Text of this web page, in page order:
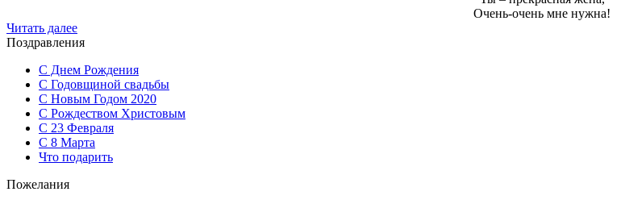
Очень-очень мне нужна!
Читать далее
Поздравления
С Днем Рождения
С Годовщиной свадьбы
С Новым Годом 2020
С Рождеством Христовым
С 23 Февраля
С 8 Марта
Что подарить
Пожелания